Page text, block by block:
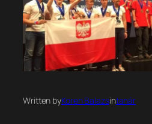
Written byKoren Balazsintanár